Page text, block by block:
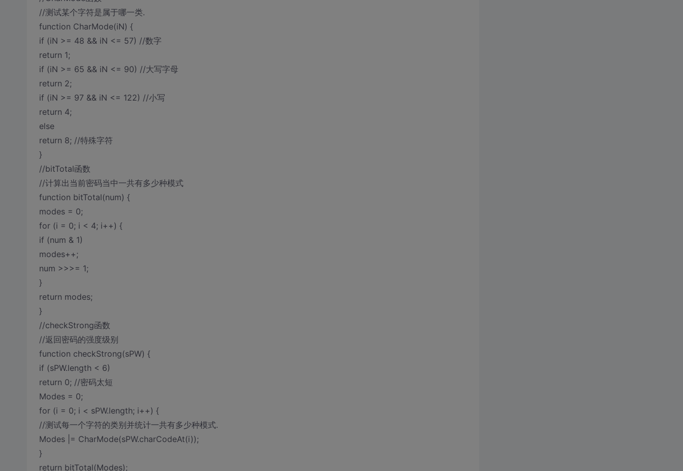
//测试某个字符是属于哪一类.
function CharMode(iN) {
if (iN >= 48 && iN <= 57) //数字
return 1;
if (iN >= 65 && iN <= 90) //大写字母
return 2;
if (iN >= 97 && iN <= 122) //小写
return 4;
else
return 8; //特殊字符
}
//bitTotal函数
//计算出当前密码当中一共有多少种模式
function bitTotal(num) {
modes = 0;
for (i = 0; i < 4; i++) {
if (num & 1)
modes++;
num >>>= 1;
}
return modes;
}
//checkStrong函数
//返回密码的强度级别
function checkStrong(sPW) {
if (sPW.length < 6)
return 0; //密码太短
Modes = 0;
for (i = 0; i < sPW.length; i++) {
//测试每一个字符的类别并统计一共有多少种模式.
Modes |= CharMode(sPW.charCodeAt(i));
}
return bitTotal(Modes);